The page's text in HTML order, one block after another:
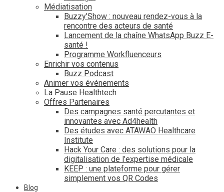
Médiatisation
Buzzy’Show : nouveau rendez-vous à la
rencontre des acteurs de santé
Lancement de la chaîne WhatsApp Buzz E-
santé !
Programme Workfluenceurs
Enrichir vos contenus
Buzz Podcast
Animer vos événements
La Pause Healthtech
Offres Partenaires
Des campagnes santé percutantes et
innovantes avec Ad4health
Des études avec ATAWAO Healthcare
Institute
Hack Your Care : des solutions pour la
digitalisation de l’expertise médicale
KEEP : une plateforme pour gérer
simplement vos QR Codes
Blog